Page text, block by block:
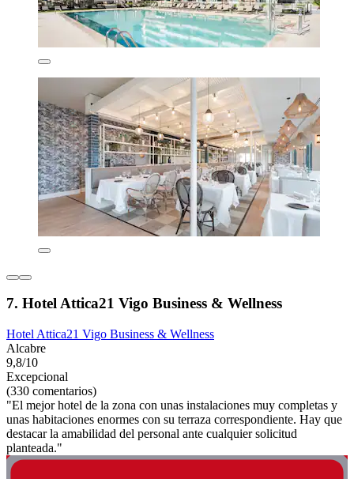
7. Hotel Attica21 Vigo Business & Wellness
Hotel Attica21 Vigo Business & Wellness
Alcabre
9,8/10
Excepcional
(330 comentarios)
"El mejor hotel de la zona con unas instalaciones muy completas y
unas habitaciones enormes con su terraza correspondiente. Hay que
destacar la amabilidad del personal ante cualquier solicitud
planteada."